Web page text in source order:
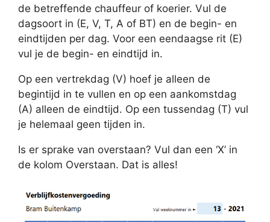
de betreffende chauffeur of koerier. Vul de
dagsoort in (E, V, T, A of BT) en de begin- en
eindtijden per dag. Voor een eendaagse rit (E)
vul je de begin- en eindtijd in.
Op een vertrekdag (V) hoef je alleen de
begintijd in te vullen en op een aankomstdag
(A) alleen de eindtijd. Op een tussendag (T) vul
je helemaal geen tijden in.
Is er sprake van overstaan? Vul dan een ‘X’ in
de kolom Overstaan. Dat is alles!